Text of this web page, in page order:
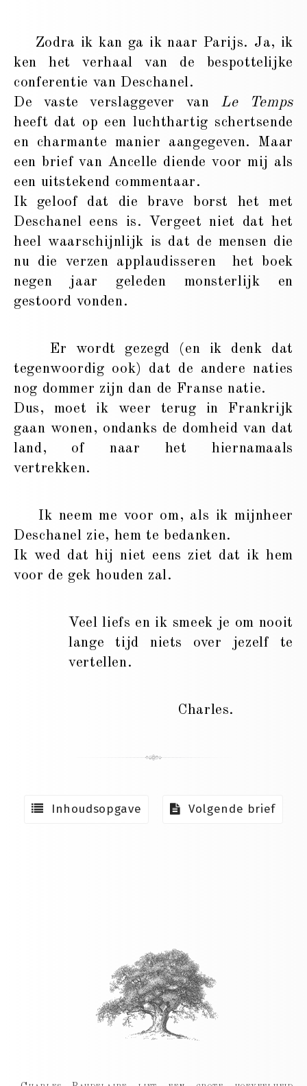
Zodra ik kan ga ik naar Parijs. Ja, ik
ken het verhaal van de bespottelijke
conferentie van Deschanel.
De vaste verslaggever van Le Temps
heeft dat op een luchthartig schertsende
en charmante manier aangegeven. Maar
een brief van Ancelle diende voor mij als
een uitstekend commentaar.
Ik geloof dat die brave borst het met
Deschanel eens is. Vergeet niet dat het
heel waarschijnlijk is dat de mensen die
nu die verzen applaudisseren het boek
negen jaar geleden monsterlijk en
gestoord vonden.
Er wordt gezegd (en ik denk dat
tegenwoordig ook) dat de andere naties
nog dommer zijn dan de Franse natie.
Dus, moet ik weer terug in Frankrijk
gaan wonen, ondanks de domheid van dat
land, of naar het hiernamaals
vertrekken.
Ik neem me voor om, als ik mijnheer
Deschanel zie, hem te bedanken.
Ik wed dat hij niet eens ziet dat ik hem
voor de gek houden zal.
Veel liefs en ik smeek je om nooit
lange tijd niets over jezelf te
vertellen.
Charles.
Inhoudsopgave Volgende brief